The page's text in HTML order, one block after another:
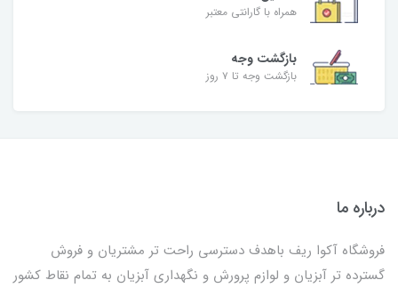
همراه با گارانتی معتبر
بازگشت وجه
بازگشت وجه تا ۷ روز
درباره ما
فروشگاه آکوا ریف باهدف دسترسی راحت تر مشتریان و فروش
گسترده تر آبزیان و لوازم پرورش و نگهداری آبزیان به تمام نقاط کشور